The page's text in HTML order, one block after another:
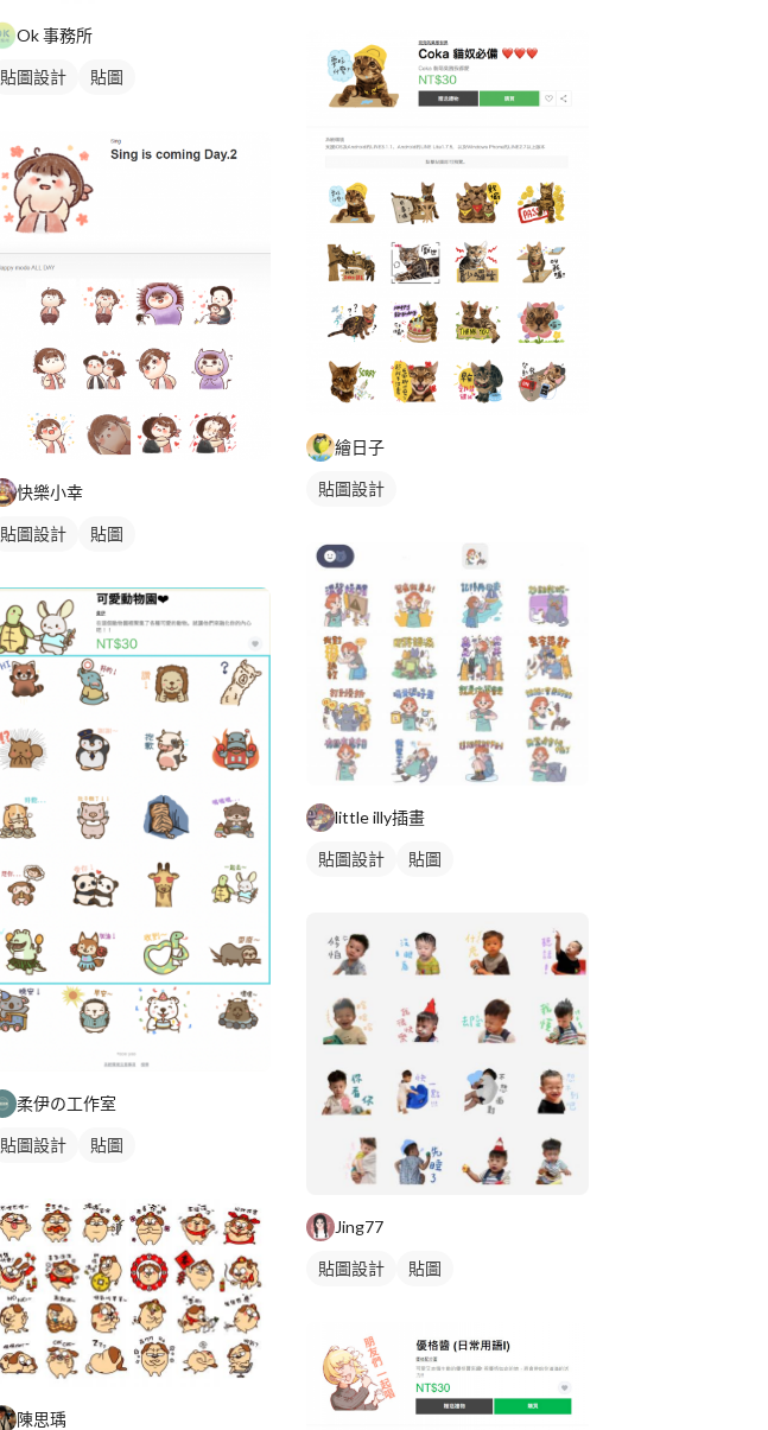
Ok 事務所
貼圖設計 貼圖
快樂小幸
貼圖設計 貼圖
柔伊の工作室
貼圖設計 貼圖
陳思瑀
繪日子
貼圖設計
little illy插畫
貼圖設計 貼圖
Jing77
貼圖設計 貼圖